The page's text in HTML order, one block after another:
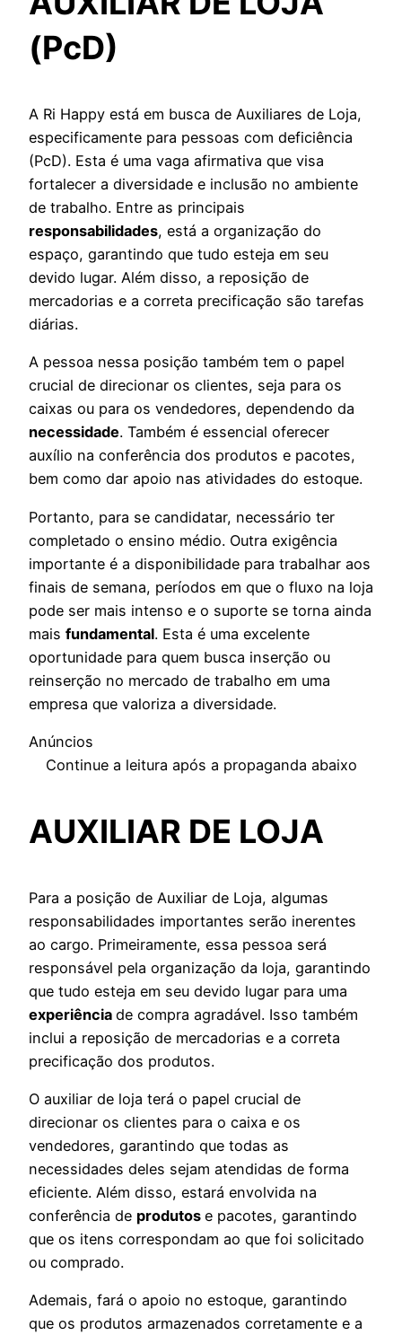
(PcD)
A Ri Happy está em busca de Auxiliares de Loja,
especificamente para pessoas com deficiência
(PcD). Esta é uma vaga afirmativa que visa
fortalecer a diversidade e inclusão no ambiente
de trabalho. Entre as principais
responsabilidades, está a organização do
espaço, garantindo que tudo esteja em seu
devido lugar. Além disso, a reposição de
mercadorias e a correta precificação são tarefas
diárias.
A pessoa nessa posição também tem o papel
crucial de direcionar os clientes, seja para os
caixas ou para os vendedores, dependendo da
necessidade. Também é essencial oferecer
auxílio na conferência dos produtos e pacotes,
bem como dar apoio nas atividades do estoque.
Portanto, para se candidatar, necessário ter
completado o ensino médio. Outra exigência
importante é a disponibilidade para trabalhar aos
finais de semana, períodos em que o fluxo na loja
pode ser mais intenso e o suporte se torna ainda
mais fundamental. Esta é uma excelente
oportunidade para quem busca inserção ou
reinserção no mercado de trabalho em uma
empresa que valoriza a diversidade.
Anúncios
Continue a leitura após a propaganda abaixo
AUXILIAR DE LOJA
Para a posição de Auxiliar de Loja, algumas
responsabilidades importantes serão inerentes
ao cargo. Primeiramente, essa pessoa será
responsável pela organização da loja, garantindo
que tudo esteja em seu devido lugar para uma
experiência de compra agradável. Isso também
inclui a reposição de mercadorias e a correta
precificação dos produtos.
O auxiliar de loja terá o papel crucial de
direcionar os clientes para o caixa e os
vendedores, garantindo que todas as
necessidades deles sejam atendidas de forma
eficiente. Além disso, estará envolvida na
conferência de produtos e pacotes, garantindo
que os itens correspondam ao que foi solicitado
ou comprado.
Ademais, fará o apoio no estoque, garantindo
que os produtos armazenados corretamente e a